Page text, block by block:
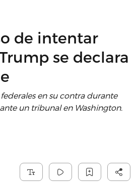
de intentar
se declara
en su contra durante
un tribunal en Washington.